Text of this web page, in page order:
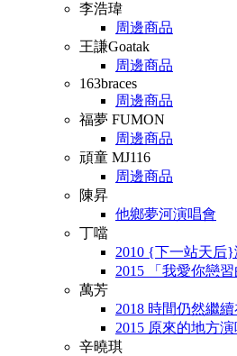
李浩瑋
周邊商品
王謙Goatak
周邊商品
163braces
周邊商品
福夢 FUMON
周邊商品
頑童 MJ116
周邊商品
陳昇
他鄉夢河演唱會
丁噹
2010 {下一站天后}
2015 「我愛你戀習
萬芳
2018 時間仍然繼
2015 原來的地方
辛曉琪